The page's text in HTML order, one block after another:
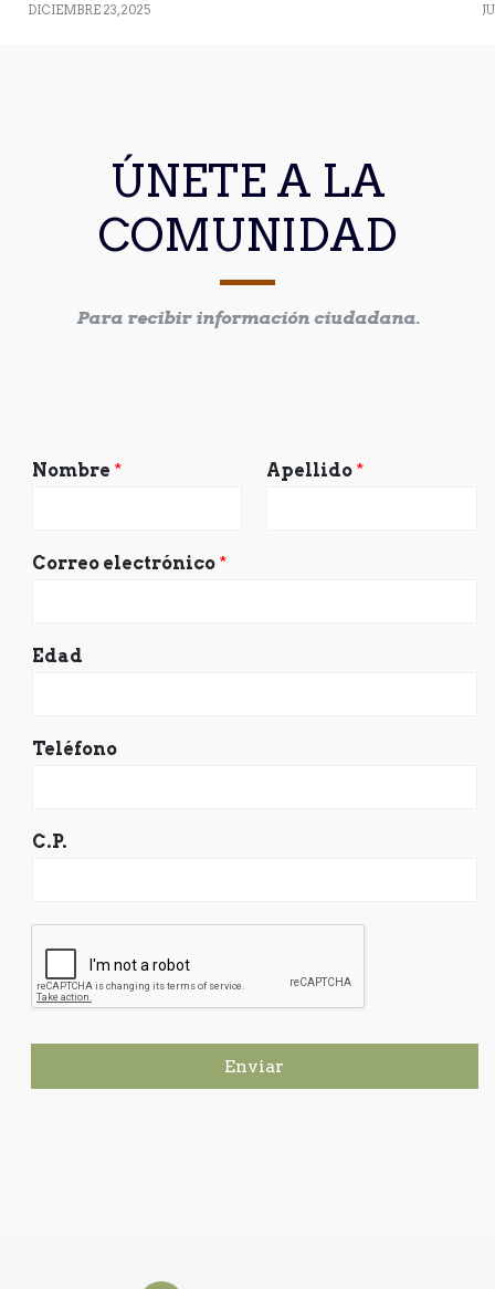
DICIEMBRE 23, 2025
ÚNETE A LA
COMUNIDAD
Para recibir información ciudadana.
Nombre * Apellido *
Correo electrónico *
Edad
Teléfono
C.P.
Enviar